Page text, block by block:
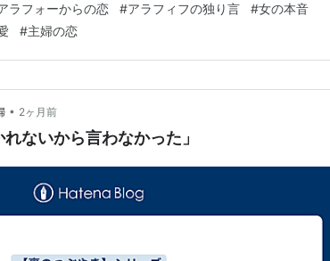
る間、自分の中の「女」を十二分に感じ、愉しむことが
細胞の1つ1つ…
ラフォーからの恋 #アラフィフの独り言 #女の本音
#主婦の恋
• 2ヶ月前
ないから言わなかった」